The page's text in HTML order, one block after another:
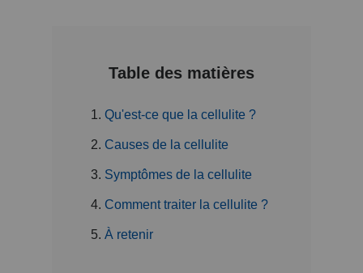
Table des matières
Qu'est-ce que la cellulite ?
Causes de la cellulite
Symptômes de la cellulite
Comment traiter la cellulite ?
À retenir